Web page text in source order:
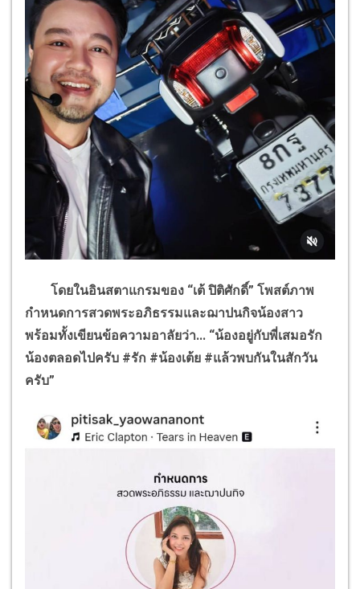
โดยในอินสตาแกรมของ “เต้ ปิติศักดิ์” โพสต์ภาพ
กำหนดการสวดพระอภิธรรมและฌาปนกิจน้องสาว
พร้อมทั้งเขียนข้อความอาลัยว่า... “น้องอยู่กับพี่เสมอรัก
น้องตลอดไปครับ #รัก #น้องเต้ย #แล้วพบกันในสักวัน
ครับ”